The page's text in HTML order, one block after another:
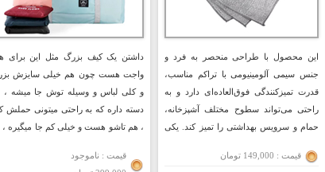
این محصول با طراحی منحصر به فرد و
جنس سیمی آلومینیومی با تراکم مناسب،
قدرت تمیزکنندگی فوق‌العاده‌ای دارد و به
راحتی می‌تواند سطوح مختلف آشپزخانه،
حمام و سرویس بهداشتی را تمیز کند. یکی
توری، قابلیت استفاده آن بر روی سطوح
قیمت : 149,000 تومان
داشتن یک کیف بزرگ مثل این برای
واجت هست چون هم خیلی سایزش
و کلی لباس و وسیله توش جا میشه ،
دسته داره که به راحتی میتونی حملش
، هم تاشو هست و خیلی کم جا میگیره ،
وصلش کنی ، قسمت جلوش هم یک
قیمت : ناموجود